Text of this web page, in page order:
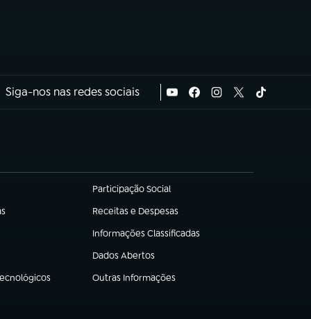
Siga-nos nas redes sociais
Participação Social
(abre em nova aba)
Receitas e Despesas
(abre em nova aba)
Informações Classificadas
(abre em nova aba)
Dados Abertos
(abre em nova aba)
Outras Informações
(abre em nova aba)